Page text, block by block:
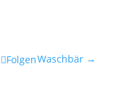
Waschbär →
Folgen